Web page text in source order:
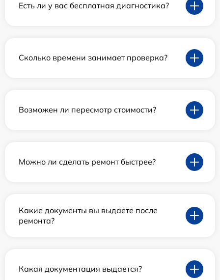
Есть ли у вас бесплатная диагностика?
Сколько времени занимает проверка?
Возможен ли пересмотр стоимости?
Можно ли сделать ремонт быстрее?
Какие документы вы выдаете после
ремонта?
Какая документация выдается?